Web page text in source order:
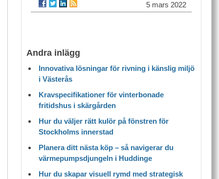
5 mars 2022
Andra inlägg
Innovativa lösningar för rivning i känslig miljö
i Västerås
Kravspecifikationer för vinterbonade
fritidshus i skärgården
Hur du väljer rätt kulör på fönstren för
Stockholms innerstad
Planera ditt nästa köp – så navigerar du
värmepumpsdjungeln i Huddinge
Hur du skapar visuell rymd med strategisk